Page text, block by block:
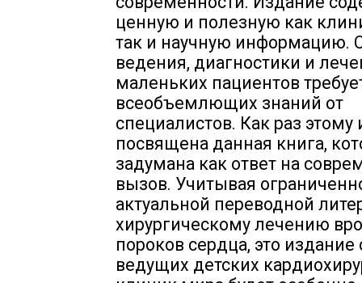
ценную и полезную как
так и научную информацию.
ведения, диагностики и
маленьких пациентов
всеобъемлющих знаний от
специалистов. Как раз этому
посвящена данная книга,
задумана как ответ на
вызов. Учитывая
актуальной переводной
хирургическому лечению
пороков сердца, это издание
ведущих детских